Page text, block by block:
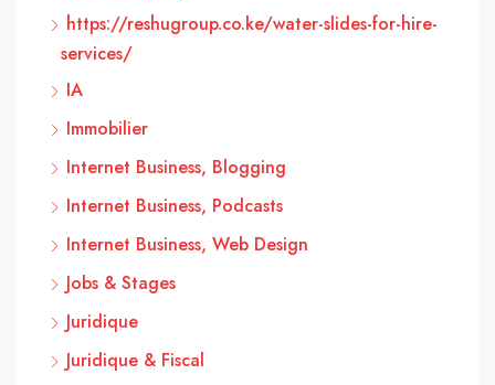
https://reshugroup.co.ke/water-slides-for-hire-
services/
IA
Immobilier
Internet Business, Blogging
Internet Business, Podcasts
Internet Business, Web Design
Jobs & Stages
Juridique
Juridique & Fiscal